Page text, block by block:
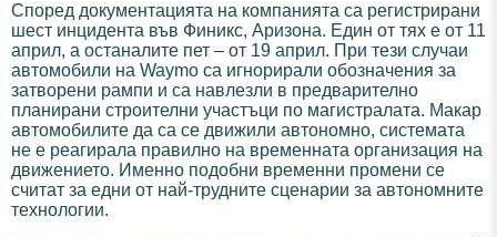
Според документацията на компанията са регистрирани
шест инцидента във Финикс, Аризона. Един от тях е от 11
април, а останалите пет – от 19 април. При тези случаи
автомобили на Waymo са игнорирали обозначения за
затворени рампи и са навлезли в предварително
планирани строителни участъци по магистралата. Макар
автомобилите да са се движили автономно, системата
не е реагирала правилно на временната организация на
движението. Именно подобни временни промени се
считат за едни от най-трудните сценарии за автономните
технологии.